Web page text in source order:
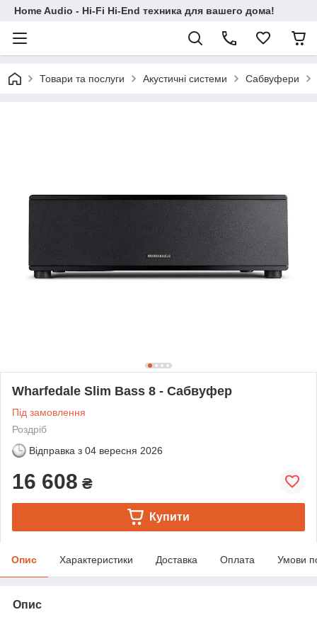
Home Audio - Hi-Fi Hi-End техника для вашего дома!
Товари та послуги Акустичні системи Сабвуфери
Wharfedale Slim Bass 8 - Сабвуфер
Під замовлення
Роздріб
Відправка з 04 вересня 2026
16 608 ₴
Купити
Опис Характеристики Доставка Оплата Умови
Опис